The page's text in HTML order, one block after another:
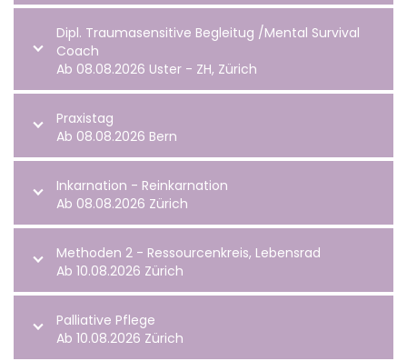
Dipl. Traumasensitive Begleitug /Mental Survival
Coach
Ab 08.08.2026 Uster - ZH, Zürich
Praxistag
Ab 08.08.2026 Bern
Inkarnation - Reinkarnation
Ab 08.08.2026 Zürich
Methoden 2 - Ressourcenkreis, Lebensrad
Ab 10.08.2026 Zürich
Palliative Pflege
Ab 10.08.2026 Zürich